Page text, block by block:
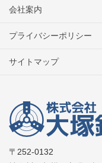
会社案内
プライバシーポリシー
サイトマップ
〒252-0132